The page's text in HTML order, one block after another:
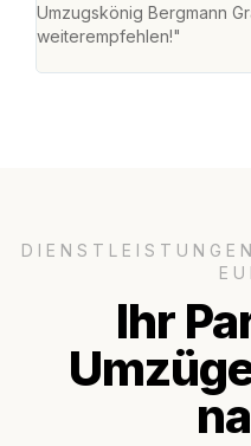
Umzugskönig Bergmann
weiterempfehlen!"
Ihr